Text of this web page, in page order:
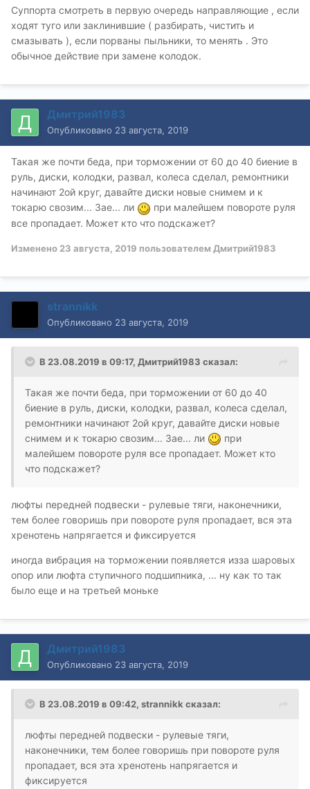
Суппорта смотреть в первую очередь направляющие , если
ходят туго или заклинившие ( разбирать, чистить и
смазывать ), если порваны пыльники, то менять . Это
обычное действие при замене колодок.
Дмитрий1983
Опубликовано 23 августа, 2019
Такая же почти беда, при торможении от 60 до 40 биение в
руль, диски, колодки, развал, колеса сделал, ремонтники
начинают 2ой круг, давайте диски новые снимем и к
токарю свозим... Зае... ли
при малейшем повороте руля
все пропадает. Может кто что подскажет?
Изменено 23 августа, 2019 пользователем Дмитрий1983
strannikk
Опубликовано 23 августа, 2019
В 23.08.2019 в 09:17, Дмитрий1983 сказал:
Такая же почти беда, при торможении от 60 до 40
биение в руль, диски, колодки, развал, колеса сделал,
ремонтники начинают 2ой круг, давайте диски новые
снимем и к токарю свозим... Зае... ли
при
малейшем повороте руля все пропадает. Может кто
что подскажет?
люфты передней подвески - рулевые тяги, наконечники,
тем более говоришь при повороте руля пропадает, вся эта
хренотень напрягается и фиксируется
иногда вибрация на торможении появляется изза шаровых
опор или люфта ступичного подшипника, ... ну как то так
было еще и на третьей моньке
Дмитрий1983
Опубликовано 23 августа, 2019
В 23.08.2019 в 09:42, strannikk сказал:
люфты передней подвески - рулевые тяги,
наконечники, тем более говоришь при повороте руля
пропадает, вся эта хренотень напрягается и
фиксируется